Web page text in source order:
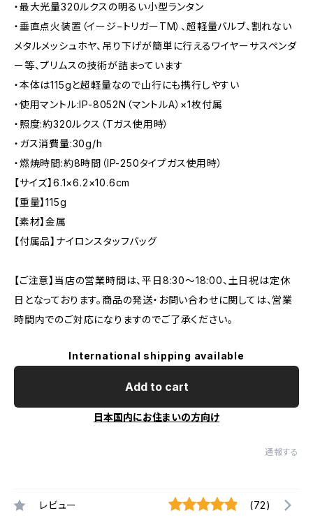
・最大光量320ルクスの明るい小型ランタン
・垂直点火装置（イージ−トリガーTM）、超軽量バルブ、割れない
メタルメッシュホヤ、吊り下げが簡単に行えるワイヤーサスペンダ
ー等、プリムスの技術が詰まっています
・本体は115gと超軽量なので山行にも携行しやすい
・使用マントル:IP-8052N（マントルA）×1枚付属
・照度:約320ルクス（Tガス使用時）
・ガス消費量:30g/h
・燃焼時間:約8時間（IP-250タイプガス使用時）
【サイズ】6.1×6.2×10.6cm
【重量】115g
【素材】金属
【付属品】ナイロンスタッフバッグ
【ご注意】当店の営業時間は、平日8:30～18:00、土日祝は定休
日となっております。商品の発送・お問い合わせに関しては、営業
時間内でのご対応になりますのでご了承ください。
International shipping available
Add to cart
日本国内にお住まいの方向け
通報する
レビュー (72)